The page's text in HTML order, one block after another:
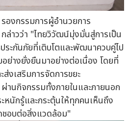
องกรรมการผู้อำนวยการ
ล่าวว่า "ไทยวิวัฒน์มุ่งมั่นสู่การเป็น
ระกันภัยที่เติบโตและพัฒนาควบคู่ไป
ย่างยั่งยืนมาอย่างต่อเนื่อง โดยที่
ส่งเสริมการจัดการขยะ
านกิจกรรมทั้งภายในและภายนอก
หนักรู้และกระตุ้นให้ทุกคนเห็นถึง
อบต่อสิ่งแวดล้อม"